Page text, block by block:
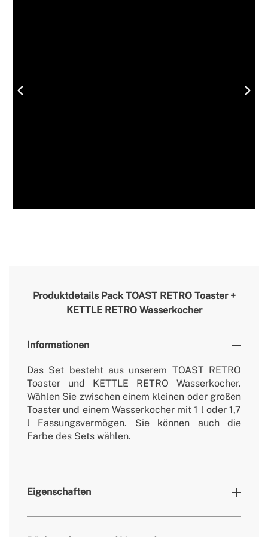
Produktdetails Pack TOAST RETRO Toaster +
KETTLE RETRO Wasserkocher
Informationen
Das Set besteht aus unserem TOAST RETRO
Toaster und KETTLE RETRO Wasserkocher.
Wählen Sie zwischen einem kleinen oder großen
Toaster und einem Wasserkocher mit 1 l oder 1,7
l Fassungsvermögen. Sie können auch die
Farbe des Sets wählen.
Eigenschaften